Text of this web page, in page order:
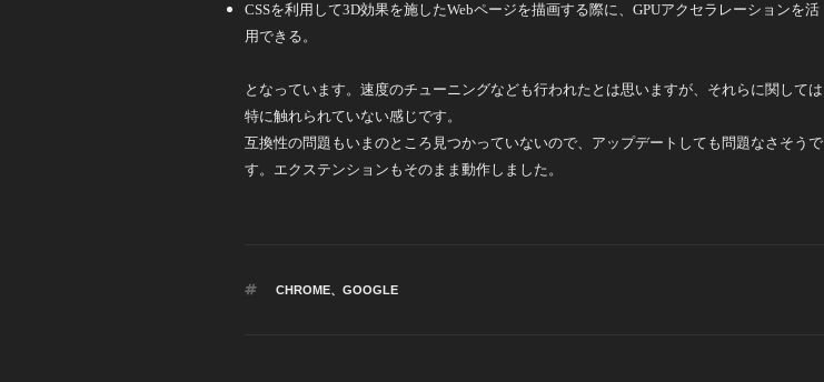
CSSを利用して3D効果を施したWebページを描画する際に、GPUアクセラレーションを活
用できる。
となっています。速度のチューニングなども行われたとは思いますが、それらに関しては
特に触れられていない感じです。
互換性の問題もいまのところ見つかっていないので、アップデートしても問題なさそうで
す。エクステンションもそのまま動作しました。
タ
CHROME、 GOOGLE